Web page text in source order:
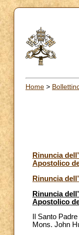
Home >
Rinuncia
Apostolico
Rinuncia
Rinuncia
Apostolico
Il Santo
Mons. John